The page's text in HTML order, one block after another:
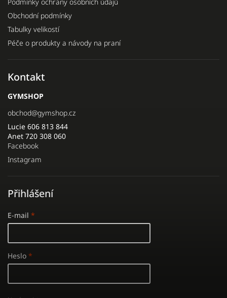
Obchodní podmínky
Tabulky velikostí
Péče o produkty a návody na praní
Kontakt
GYMSHOP
obchod@gymshop.cz
Lucie 606 813 844
Anet 720 308 060
Facebook
Instagram
Přihlášení
E-mail
Heslo